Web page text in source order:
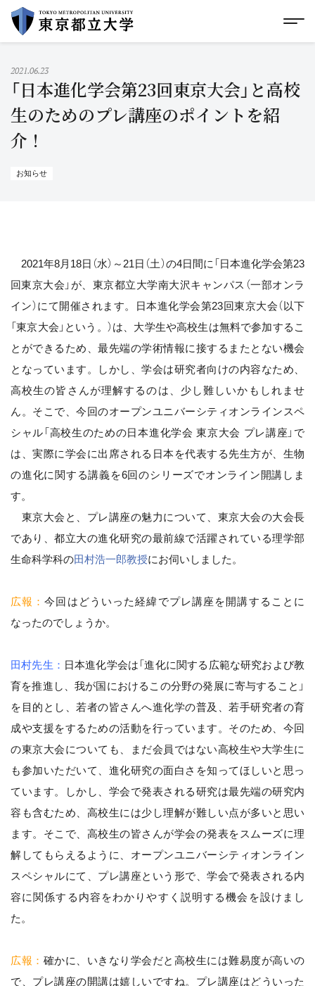
イ
グローバルメニューにスキップ メ
2021.06.23
「日本進化学会第23回東京大会」と高校
生のためのプレ講座のポイントを紹
介！
お知らせ
2021年8月18日（水）～21日（土）の4日間に「日本進化学会第23
回東京大会」が、東京都立大学南大沢キャンパス（一部オンラ
イン）にて開催されます。日本進化学会第23回東京大会（以下
「東京大会」という。）は、大学生や高校生は無料で参加するこ
とができるため、最先端の学術情報に接するまたとない機会
となっています。しかし、学会は研究者向けの内容なため、
高校生の皆さんが理解するのは、少し難しいかもしれませ
ん。そこで、今回のオープンユニバーシティオンラインスペ
シャル「高校生のための日本進化学会 東京大会 プレ講座」で
は、実際に学会に出席される日本を代表する先生方が、生物
の進化に関する講義を6回のシリーズでオンライン開講しま
す。
東京大会と、プレ講座の魅力について、東京大会の大会長
であり、都立大の進化研究の最前線で活躍されている理学部
生命科学科の田村浩一郎教授にお伺いしました。
広報：今回はどういった経緯でプレ講座を開講することに
なったのでしょうか。
田村先生： 日本進化学会は「進化に関する広範な研究および教
育を推進し、我が国におけるこの分野の発展に寄与すること」
を目的とし、若者の皆さんへ進化学の普及、若手研究者の育
成や支援をするための活動を行っています。そのため、今回
の東京大会についても、まだ会員ではない高校生や大学生に
も参加いただいて、進化研究の面白さを知ってほしいと思っ
ています。しかし、学会で発表される研究は最先端の研究内
容も含むため、高校生には少し理解が難しい点が多いと思い
ます。そこで、高校生の皆さんが学会の発表をスムーズに理
解してもらえるように、オープンユニバーシティオンライン
スペシャルにて、プレ講座という形で、学会で発表される内
容に関係する内容をわかりやすく説明する機会を設けまし
た。
広報： 確かに、いきなり学会だと高校生には難易度が高いの
で、プレ講座の開講は嬉しいですね。プレ講座はどういった